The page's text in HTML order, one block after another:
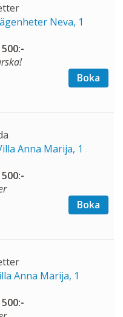
Neva, 1
Boka
Anna Marija, 1
Boka
Anna Marija, 1